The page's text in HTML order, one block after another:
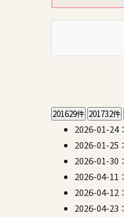
201629件 201732件
2026-01-24：
2026-01-25：
2026-01-30：
2026-04-11：
2026-04-12：
2026-04-23：